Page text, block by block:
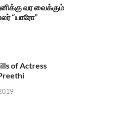
வர வைக்கும்
“யாரோ”
of Actress